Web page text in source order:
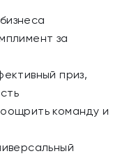
за
приз,
команду и